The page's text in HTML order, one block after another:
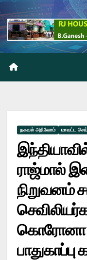
தகவல் அறிவோம் மாவட்ட
ராஜ்மால்
நிறுவனம்
கொரோனா
பாதுகாப்பு